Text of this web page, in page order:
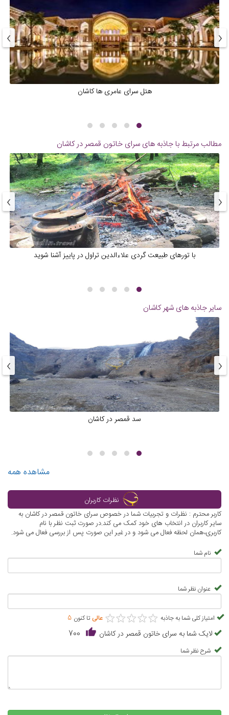
‌هتل سرای عامری ها کاشان
‹
›
مطالب مرتبط با جاذبه های سرای خاتون قمصر در کاشان
با تورهای طبیعت گردی علاءالدین تراول در پاییز آشنا شوید
‹
›
سایر جاذبه های شهرکاشان
سد قمصر در کاشان
‹
›
مشاهده همه
نظرات کاربران
کاربر محترم : نظرات و تجربیات شما در خصوص سرای خاتون قمصر در کاشان به
سایر کاربران در انتخاب های خود کمک می کند.در صورت ثبت نظر با نام
کاربری،همان لحظه فعال می شود و در غیر این صورت پس از بررسی فعال می شود.
نام شما
عنوان نظر شما
امتیاز کلی شما به جاذبه ★★★★★
★★★★★ عالی تا کنون 5
لایک شما به سرای خاتون قمصر در کاشان 700
شرح نظر شما